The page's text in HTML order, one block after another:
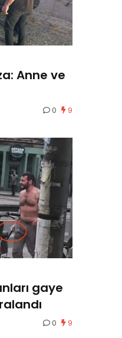
Anne ve
0 9
gaye
0 9